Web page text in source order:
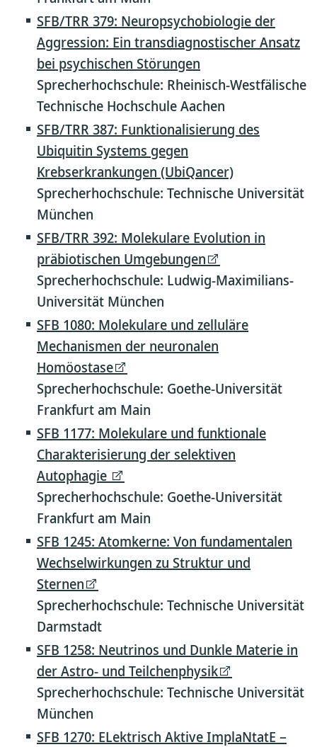
SFB/TRR 379: Neuropsychobiologie der
Aggression: Ein transdiagnostischer Ansatz
bei psychischen Störungen
Sprecherhochschule: Rheinisch-Westfälische
Technische Hochschule Aachen
SFB/TRR 387: Funktionalisierung des
Ubiquitin Systems gegen
Krebserkrankungen (UbiQancer)
Sprecherhochschule: Technische Universität
München
SFB/TRR 392: Molekulare Evolution in
präbiotischen Umgebungen
Sprecherhochschule: Ludwig-Maximilians-
Universität München
SFB 1080: Molekulare und zelluläre
Mechanismen der neuronalen
Homöostase
Sprecherhochschule: Goethe-Universität
Frankfurt am Main
SFB 1177: Molekulare und funktionale
Charakterisierung der selektiven
Autophagie
Sprecherhochschule: Goethe-Universität
Frankfurt am Main
SFB 1245: Atomkerne: Von fundamentalen
Wechselwirkungen zu Struktur und
Sternen
Sprecherhochschule: Technische Universität
Darmstadt
SFB 1258: Neutrinos und Dunkle Materie in
der Astro- und Teilchenphysik
Sprecherhochschule: Technische Universität
München
SFB 1270: ELektrisch Aktive ImplaNtatE –